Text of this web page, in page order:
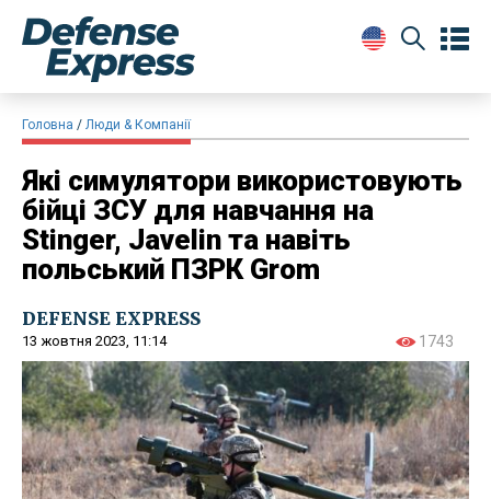
Головна Люди & Компанії
Які симулятори використовують
бійці ЗСУ для навчання на
Stinger, Javelin та навіть
польський ПЗРК Grom
DEFENSE EXPRESS
13 жовтня 2023, 11:14 1743